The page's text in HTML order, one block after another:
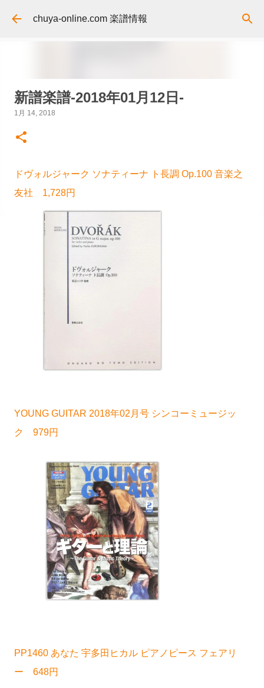
スキップしてメイン コンテンツに移動
chuya-online.com 楽譜情報
新譜楽譜-2018年01月12日-
1月 14, 2018
ドヴォルジャーク ソナティーナ ト長調 Op.100 音楽之
友社 1,728円
YOUNG GUITAR 2018年02月号 シンコーミュージッ
ク 979円
PP1460 あなた 宇多田ヒカル ピアノピース フェアリ
ー 648円